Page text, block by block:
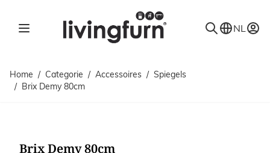
NL
Home / Categorie / Accessoires / Spiegels
/ Brix Demy 80cm
Brix Demy 80cm